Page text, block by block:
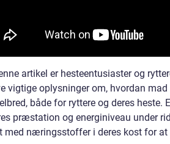
artikel er hesteentusiaster og
vigtige oplysninger om, hvordan
både for ryttere og deres heste.
præstation og energiniveau under
næringsstoffer i deres kost for at